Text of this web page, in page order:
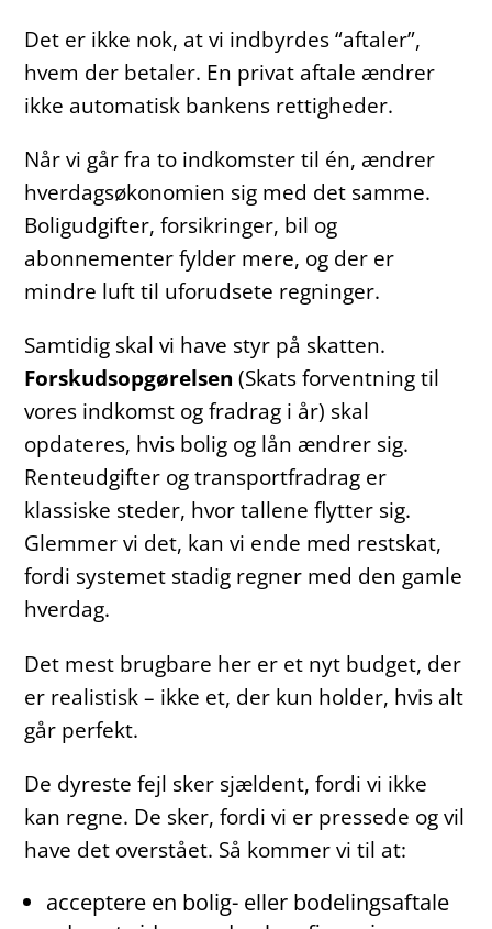
Det er ikke nok, at vi indbyrdes “aftaler”,
hvem der betaler. En privat aftale ændrer
ikke automatisk bankens rettigheder.
Når vi går fra to indkomster til én, ændrer
hverdagsøkonomien sig med det samme.
Boligudgifter, forsikringer, bil og
abonnementer fylder mere, og der er
mindre luft til uforudsete regninger.
Samtidig skal vi have styr på skatten.
Forskudsopgørelsen (Skats forventning til
vores indkomst og fradrag i år) skal
opdateres, hvis bolig og lån ændrer sig.
Renteudgifter og transportfradrag er
klassiske steder, hvor tallene flytter sig.
Glemmer vi det, kan vi ende med restskat,
fordi systemet stadig regner med den gamle
hverdag.
Det mest brugbare her er et nyt budget, der
er realistisk – ikke et, der kun holder, hvis alt
går perfekt.
De dyreste fejl sker sjældent, fordi vi ikke
kan regne. De sker, fordi vi er pressede og vil
have det overstået. Så kommer vi til at:
acceptere en bolig- eller bodelingsaftale